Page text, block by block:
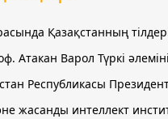
Қазақстанның
Атакан Варол Түркі
Республикасы
жасанды интеллект